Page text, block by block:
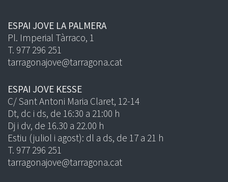
ESPAI JOVE LA PALMERA
Pl. Imperial Tàrraco, 1
T. 977 296 251
tarragonajove@tarragona.cat
ESPAI JOVE KESSE
C/ Sant Antoni Maria Claret, 12-14
Dt, dc i ds, de 16:30 a 21:00 h
Dj i dv, de 16.30 a 22.00 h
Estiu (juliol i agost): dl a ds, de 17 a 21 h
T. 977 296 251
tarragonajove@tarragona.cat